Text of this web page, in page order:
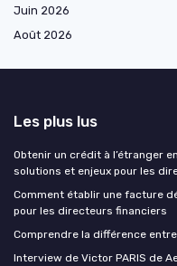
Juin 2026
Août 2026
Les plus lus
Obtenir un crédit à l’étranger
solutions et enjeux pour les
Comment établir une facture
pour les directeurs financiers
Comprendre la différence entre
Interview de Victor PARIS de